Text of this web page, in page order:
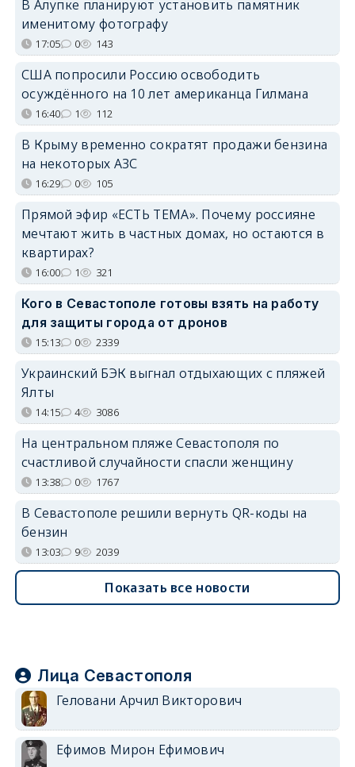
В Алупке планируют установить памятник
именитому фотографу
17:05 0 143
США попросили Россию освободить
осуждённого на 10 лет американца Гилмана
16:40 1 112
В Крыму временно сократят продажи бензина
на некоторых АЗС
16:29 0 105
Прямой эфир «ЕСТЬ ТЕМА». Почему россияне
мечтают жить в частных домах, но остаются в
квартирах?
16:00 1 321
Кого в Севастополе готовы взять на работу
для защиты города от дронов
15:13 0 2339
Украинский БЭК выгнал отдыхающих с пляжей
Ялты
14:15 4 3086
На центральном пляже Севастополя по
счастливой случайности спасли женщину
13:38 0 1767
В Севастополе решили вернуть QR-коды на
бензин
13:03 9 2039
Показать все новости
Лица Севастополя
Геловани Арчил Викторович
Ефимов Мирон Ефимович